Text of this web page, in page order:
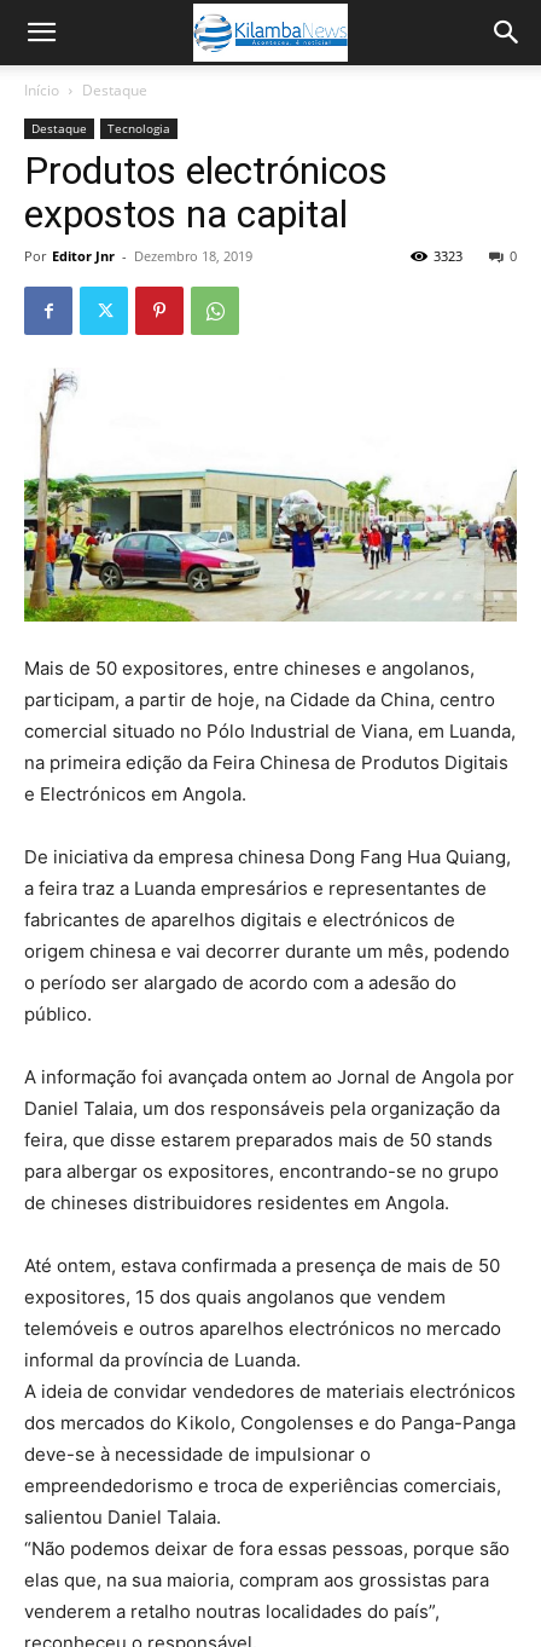
Início Destaque
Destaque Tecnologia
Produtos electrónicos
expostos na capital
Por Editor Jnr - Dezembro 18, 2019 0
3323
Mais de 50 expositores, entre chineses e angolanos,
participam, a partir de hoje, na Cidade da China, centro
comercial situado no Pólo Industrial de Viana, em Luanda,
na primeira edição da Feira Chinesa de Produtos Digitais
e Electrónicos em Angola.
De iniciativa da empresa chinesa Dong Fang Hua Quiang,
a feira traz a Luanda empresários e representantes de
fabricantes de aparelhos digitais e electrónicos de
origem chinesa e vai decorrer durante um mês, podendo
o período ser alargado de acordo com a adesão do
público.
A informação foi avançada ontem ao Jornal de Angola por
Daniel Talaia, um dos responsáveis pela organização da
feira, que disse estarem preparados mais de 50 stands
para albergar os expositores, encontrando-se no grupo
de chineses distribuidores residentes em Angola.
Até ontem, estava confirmada a presença de mais de 50
expositores, 15 dos quais angolanos que vendem
telemóveis e outros aparelhos electrónicos no mercado
informal da província de Luanda.
A ideia de convidar vendedores de materiais electrónicos
dos mercados do Kikolo, Congolenses e do Panga-Panga
deve-se à necessidade de impulsionar o
empreendedorismo e troca de experiências comerciais,
salientou Daniel Talaia.
“Não podemos deixar de fora essas pessoas, porque são
elas que, na sua maioria, compram aos grossistas para
venderem a retalho noutras localidades do país”,